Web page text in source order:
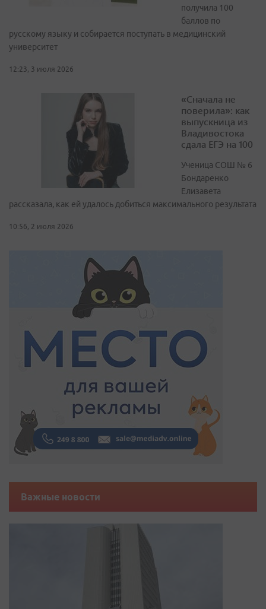
получила 100
баллов по
русскому языку и собирается поступать в медицинский
университет
12:23, 3 июля 2026
«Сначала не
поверила»: как
выпускница из
Владивостока
сдала ЕГЭ на 100
Ученица СОШ № 6
Бондаренко
Елизавета
рассказала, как ей удалось добиться максимального результата
10:56, 2 июля 2026
Важные новости